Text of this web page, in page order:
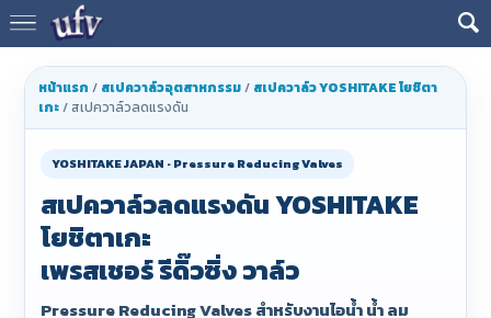
หน้าแรก / สเปควาล์วอุตสาหกรรม/ สเปควาล์ว YOSHITAKE โยชิตา
เกะ/ สเปควาล์วลดแรงดัน
YOSHITAKE JAPAN · Pressure Reducing Valves
สเปควาล์วลดแรงดัน YOSHITAKE
โยชิตาเกะ
เพรสเชอร์ รีดิ๊วซิ่ง วาล์ว
Pressure Reducing Valves สำหรับงานไอน้ำ น้ำ ลม